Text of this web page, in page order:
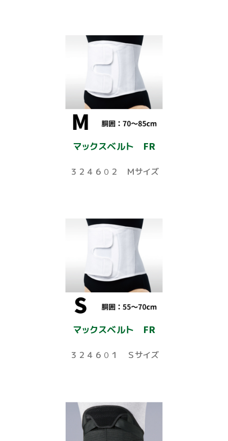
マックスベルト FR
３２４６０２ Ｍサイズ
マックスベルト FR
３２４６０１ Ｓサイズ